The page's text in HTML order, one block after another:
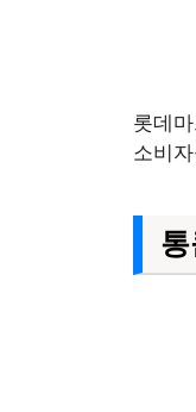
롯데
소비